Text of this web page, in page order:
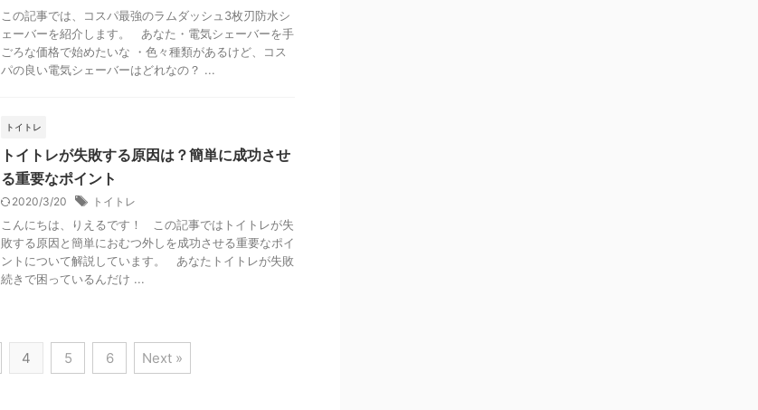
この記事では、コスパ最強のラムダッシュ3枚刃防水シ
ェーバーを紹介します。 あなた・電気シェーバーを手
ごろな価格で始めたいな ・色々種類があるけど、コス
パの良い電気シェーバーはどれなの？ ...
トイトレ
トイトレが失敗する原因は？簡単に成功させ
る重要なポイント
2020/3/20 トイトレ
こんにちは、りえるです！ この記事ではトイトレが失
敗する原因と簡単におむつ外しを成功させる重要なポイ
ントについて解説しています。 あなたトイトレが失敗
続きで困っているんだけ ...
4 5 6 Next »